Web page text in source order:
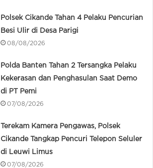
Polsek Cikande Tahan 4 Pelaku Pencurian
Besi Ulir di Desa Parigi
08/08/2026
Polda Banten Tahan 2 Tersangka Pelaku
Kekerasan dan Penghasulan Saat Demo
di PT Pemi
07/08/2026
Terekam Kamera Pengawas, Polsek
Cikande Tangkap Pencuri Telepon Seluler
di Leuwi Limus
07/08/2026